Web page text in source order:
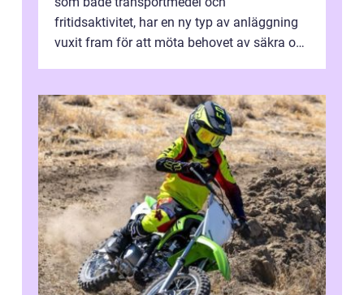
fritidsaktivitet, har en ny typ av anläggning
vuxit fram för att möta behovet av säkra och